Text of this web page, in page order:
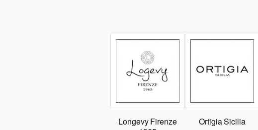
Longevy Firenze
Ortigia Sicilia